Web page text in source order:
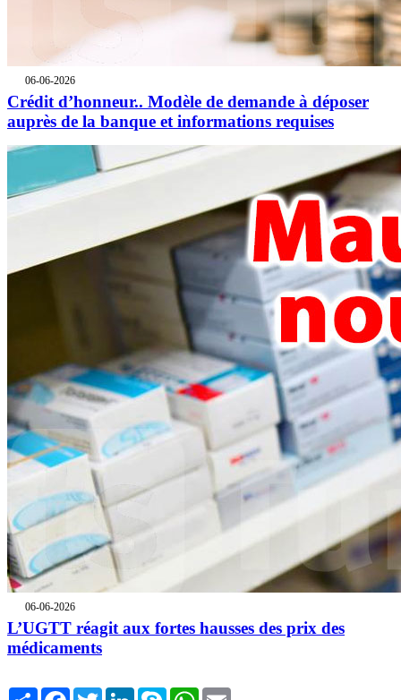
06-06-2026
Crédit d’honneur.. Modèle de demande à déposer
auprès de la banque et informations requises
06-06-2026
L’UGTT réagit aux fortes hausses des prix des
médicaments
Share FacebookTwitterLinkedInSkype WhatsApp